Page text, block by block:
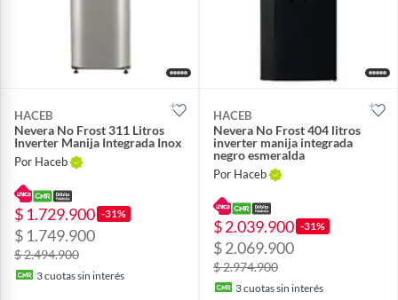
HACEB
Nevera No Frost 311 Litros
Inverter Manija Integrada Inox
Por Haceb
$ 1.729.900 -31%
$ 1.749.900
$ 2.494.900
3cuotas sin interés
HACEB
Nevera No Frost 404 litros
inverter manija integrada
negro esmeralda
Por Haceb
$ 2.039.900 -31%
$ 2.069.900
$ 2.974.900
3cuotas sin interés